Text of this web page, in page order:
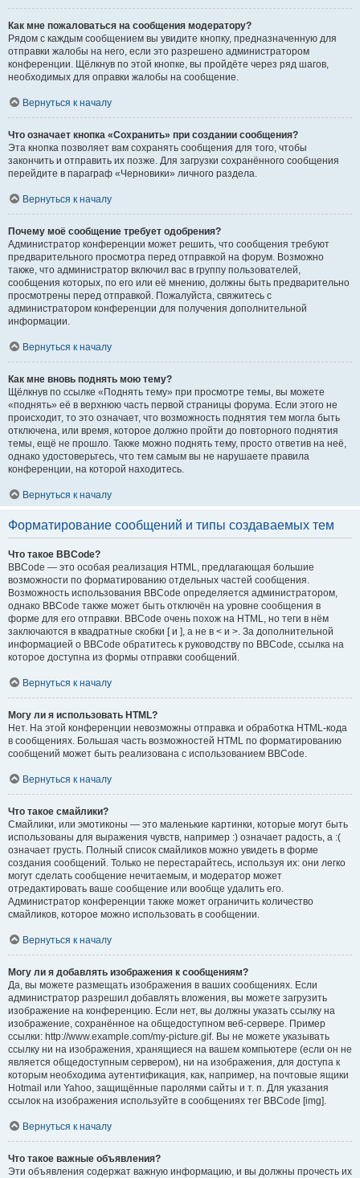
Как мне пожаловаться на сообщения модератору?
Рядом с каждым сообщением вы увидите кнопку, предназначенную для
отправки жалобы на него, если это разрешено администратором
конференции. Щёлкнув по этой кнопке, вы пройдёте через ряд шагов,
необходимых для оправки жалобы на сообщение.
Вернуться к началу
Что означает кнопка «Сохранить» при создании сообщения?
Эта кнопка позволяет вам сохранять сообщения для того, чтобы
закончить и отправить их позже. Для загрузки сохранённого сообщения
перейдите в параграф «Черновики» личного раздела.
Вернуться к началу
Почему моё сообщение требует одобрения?
Администратор конференции может решить, что сообщения требуют
предварительного просмотра перед отправкой на форум. Возможно
также, что администратор включил вас в группу пользователей,
сообщения которых, по его или её мнению, должны быть предварительно
просмотрены перед отправкой. Пожалуйста, свяжитесь с
администратором конференции для получения дополнительной
информации.
Вернуться к началу
Как мне вновь поднять мою тему?
Щёлкнув по ссылке «Поднять тему» при просмотре темы, вы можете
«поднять» её в верхнюю часть первой страницы форума. Если этого не
происходит, то это означает, что возможность поднятия тем могла быть
отключена, или время, которое должно пройти до повторного поднятия
темы, ещё не прошло. Также можно поднять тему, просто ответив на неё,
однако удостоверьтесь, что тем самым вы не нарушаете правила
конференции, на которой находитесь.
Вернуться к началу
Форматирование сообщений и типы создаваемых тем
Что такое BBCode?
BBCode — это особая реализация HTML, предлагающая большие
возможности по форматированию отдельных частей сообщения.
Возможность использования BBCode определяется администратором,
однако BBCode также может быть отключён на уровне сообщения в
форме для его отправки. BBCode очень похож на HTML, но теги в нём
заключаются в квадратные скобки [ и ], а не в < и >. За дополнительной
информацией о BBCode обратитесь к руководству по BBCode, ссылка на
которое доступна из формы отправки сообщений.
Вернуться к началу
Могу ли я использовать HTML?
Нет. На этой конференции невозможны отправка и обработка HTML-кода
в сообщениях. Большая часть возможностей HTML по форматированию
сообщений может быть реализована с использованием BBCode.
Вернуться к началу
Что такое смайлики?
Смайлики, или эмотиконы — это маленькие картинки, которые могут быть
использованы для выражения чувств, например :) означает радость, а :(
означает грусть. Полный список смайликов можно увидеть в форме
создания сообщений. Только не перестарайтесь, используя их: они легко
могут сделать сообщение нечитаемым, и модератор может
отредактировать ваше сообщение или вообще удалить его.
Администратор конференции также может ограничить количество
смайликов, которое можно использовать в сообщении.
Вернуться к началу
Могу ли я добавлять изображения к сообщениям?
Да, вы можете размещать изображения в ваших сообщениях. Если
администратор разрешил добавлять вложения, вы можете загрузить
изображение на конференцию. Если нет, вы должны указать ссылку на
изображение, сохранённое на общедоступном веб-сервере. Пример
ссылки: http://www.example.com/my-picture.gif. Вы не можете указывать
ссылку ни на изображения, хранящиеся на вашем компьютере (если он не
является общедоступным сервером), ни на изображения, для доступа к
которым необходима аутентификация, как, например, на почтовые ящики
Hotmail или Yahoo, защищённые паролями сайты и т. п. Для указания
ссылок на изображения используйте в сообщениях тег BBCode [img].
Вернуться к началу
Что такое важные объявления?
Эти объявления содержат важную информацию, и вы должны прочесть их